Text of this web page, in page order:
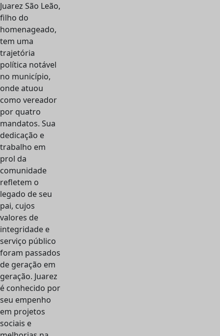
Juarez São Leão,
filho do
homenageado,
tem uma
trajetória
política notável
no município,
onde atuou
como vereador
por quatro
mandatos. Sua
dedicação e
trabalho em
prol da
comunidade
refletem o
legado de seu
pai, cujos
valores de
integridade e
serviço público
foram passados
de geração em
geração. Juarez
é conhecido por
seu empenho
em projetos
sociais e